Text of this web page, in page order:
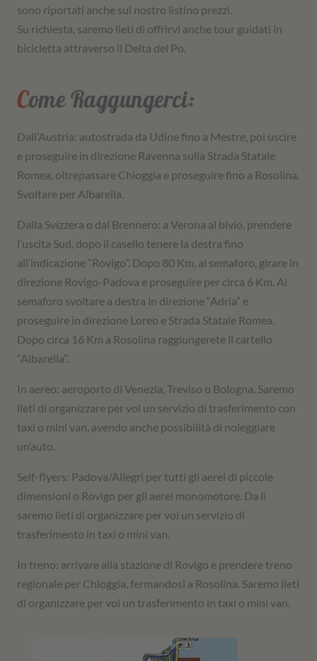
sono riportati anche sul nostro listino prezzi.
Su richiesta, saremo lieti di offrirvi anche tour guidati in
bicicletta attraverso il Delta del Po.
Come Raggungerci:
Dall’Austria: autostrada da Udine fino a Mestre, poi uscire
e proseguire in direzione Ravenna sulla Strada Statale
Romea, oltrepassare Chioggia e proseguire fino a Rosolina.
Svoltare per Albarella.
Dalla Svizzera o dal Brennero: a Verona al bivio, prendere
l’uscita Sud, dopo il casello tenere la destra fino
all’indicazione “Rovigo”. Dopo 80 Km, al semaforo, girare in
direzione Rovigo-Padova e proseguire per circa 6 Km. Al
semaforo svoltare a destra in direzione “Adria” e
proseguire in direzione Loreo e Strada Statale Romea.
Dopo circa 16 Km a Rosolina raggiungerete il cartello
“Albarella”.
In aereo: aeroporto di Venezia, Treviso o Bologna. Saremo
lieti di organizzare per voi un servizio di trasferimento con
taxi o mini van, avendo anche possibilità di noleggiare
un’auto.
Self-flyers: Padova/Allegri per tutti gli aerei di piccole
dimensioni o Rovigo per gli aerei monomotore. Da lì
saremo lieti di organizzare per voi un servizio di
trasferimento in taxi o mini van.
In treno: arrivare alla stazione di Rovigo e prendere treno
regionale per Chioggia, fermandosi a Rosolina. Saremo lieti
di organizzare per voi un trasferimento in taxi o mini van.